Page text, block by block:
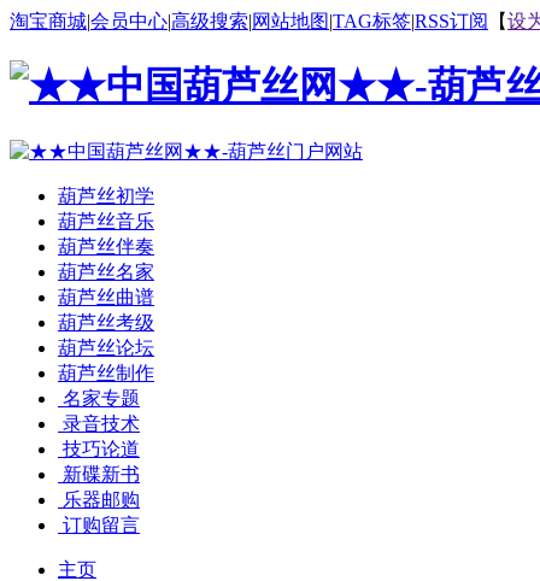
淘宝商城|会员中心|高级搜索|网站地图|TAG标签|RSS订阅 【设
葫芦丝初学
葫芦丝音乐
葫芦丝伴奏
葫芦丝名家
葫芦丝曲谱
葫芦丝考级
葫芦丝论坛
葫芦丝制作
名家专题
录音技术
技巧论道
新碟新书
乐器邮购
订购留言
主页